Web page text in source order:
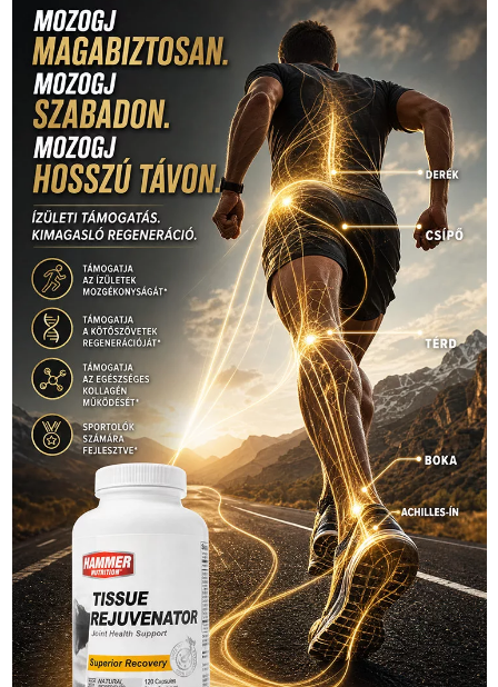
kosárlabda(166) Lewis Hamilton(168)
magyar
labdarúgóválogatott(148)Mercedes (244) motorsport(153)
Opel
Dakar Team(132)Rali Világbajnokság (122) Rendezvény (142)
rio
2016(373)sport Sportime Magazin(128)szabadidősport
(316) Szalay Balázs(126) tenisz(416) táplálkozás(155)utazás
(126)Video(247)világbajnokság (162) Világkupa(129)
vitorlázás
(222)vívás(174) (197) Érdi Mária(130)életmód(416)
úszás(361)
Hirdetés